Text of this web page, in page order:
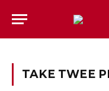
TAKE TWEE